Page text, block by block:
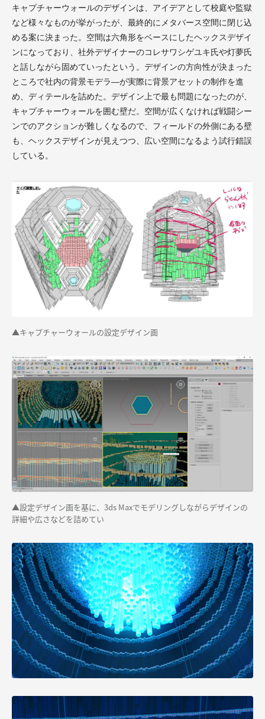
キャプチャーウォールのデザインは、アイデアとして校庭や監獄
など様々なものが挙がったが、最終的にメタバース空間に閉じ込
める案に決まった。空間は六角形をベースにしたヘックスデザイ
ンになっており、社外デザイナーのコレサワシゲユキ氏や灯夢氏
と話しながら固めていったという。デザインの方向性が決まった
ところで社内の背景モデラ―が実際に背景アセットの制作を進
め、ディテールを詰めた。デザイン上で最も問題になったのが、
キャプチャーウォールを囲む壁だ。空間が広くなければ戦闘シー
ンでのアクションが難しくなるので、フィールドの外側にある壁
も、ヘックスデザインが見えつつ、広い空間になるよう試行錯誤
している。
▲キャプチャーウォールの設定デザイン画
▲設定デザイン画を基に、3ds Maxでモデリングしながらデザインの
詳細や広さなどを詰めてい